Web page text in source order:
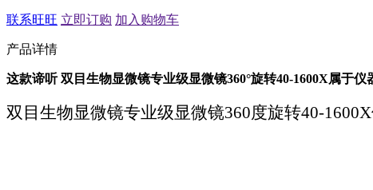
联系旺旺 立即订购 加入购物车
产品详情
这款谛听 双目生物显微镜专业级显微镜360°旋转40-1600X属于
双目生物显微镜专业级显微镜360度旋转40-